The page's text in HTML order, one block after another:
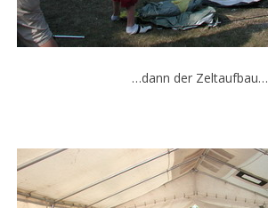
…dann der Zeltaufbau…